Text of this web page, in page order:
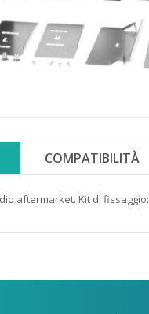
COMPATIBILITÀ
aftermarket. Kit di fissaggio: